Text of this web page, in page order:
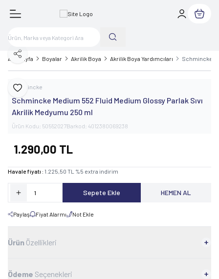
Sepetim
Ana Sayfa Boyalar Akrilik Boya Akrilik Boya Yardımcıları Schmincke
Favoriye Ekle
Paylaş
Schmincke
Schmincke Medium 552 Fluid Medium Glossy Parlak Sıvı
Akrilik Medyumu 250 ml
Ürün Kodu: 50552027Barkod: 4012380069238
1.290,00 TL
Havale fiyatı : 1.225,50 TL %5 extra indirim
Sepete Ekle HEMEN AL
Paylaş Fiyat Alarmı Not Ekle
Ürün Özellikleri
Ödeme Seçenekleri